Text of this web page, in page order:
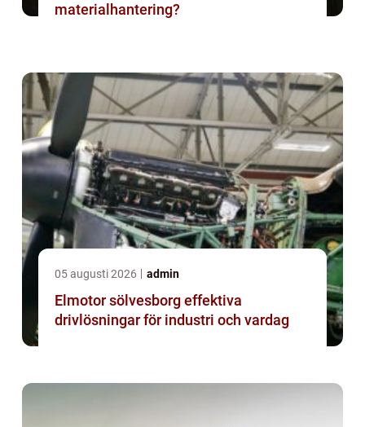
materialhantering?
05 augusti 2026 admin
Elmotor sölvesborg effektiva
drivlösningar för industri och vardag